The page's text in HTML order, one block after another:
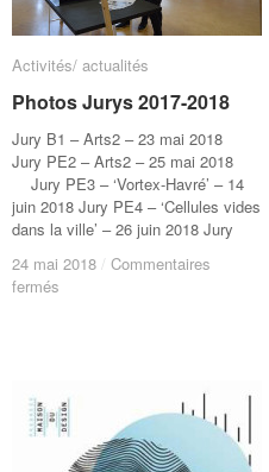
Activités/ actualités
Photos Jurys 2017-2018
Jury B1 – Arts2 – 23 mai 2018
Jury PE2 – Arts2 – 25 mai 2018
Jury PE3 – ‘Vortex-Havré’ – 14
juin 2018 Jury PE4 – ‘Cellules vides
dans la ville’ – 26 juin 2018 Jury
24 mai 2018 / Commentaires
fermés
Activités/ actualités
Photos Jurys 2017-2018
24 mai 2018 / Commentaires
fermés